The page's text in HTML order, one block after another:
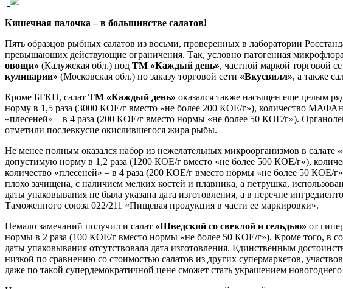
Кишечная палочка – в большинстве салатов!
Пять образцов рыбных салатов из восьми, проверенных в лаборатории
превышающих действующие ограничения. Так, условно патогенная
овощи» (Калужская обл.) под ТМ «Каждый день», частной маркой торговой
кулинарии» (Московская обл.) по заказу торговой сети «Вкусвилл», а также
Кроме БГКП, салат ТМ «Каждый день» оказался также насыщен еще целым
норму в 1,5 раза (3000 КОЕ/г вместо «не более 200 КОЕ/г»), количество
«плесеней» – в 4 раза (200 КОЕ/г вместо нормы «не более 50 КОЕ/г»).
отметили послевкусие окислившегося жира рыбы.
Не менее полным оказался набор из нежелательных микроорганизмов в салате
допустимую норму в 1,2 раза (1200 КОЕ/г вместо «не более 500 КОЕ/г»),
количество «плесеней» – в 4 раза (200 КОЕ/г вместо нормы «не более 50 КОЕ/
плохо зачищена, с наличием мелких костей и плавника, а петрушка,
даты упаковывания не была указана дата изготовления, а в перечне
Таможенного союза 022/211 «Пищевая продукция в части ее маркировки».
Немало замечаний получил и салат «Шведский со свеклой и сельдью» от
нормы в 2 раза (100 КОЕ/г вместо нормы «не более 50 КОЕ/г»). Кроме того, в
даты упаковывания отсутствовала дата изготовления. Единственным
низкой по сравнению со стоимостью салатов из других супермаркетов,
даже по такой супердемократичной цене сможет стать украшением новогоднего